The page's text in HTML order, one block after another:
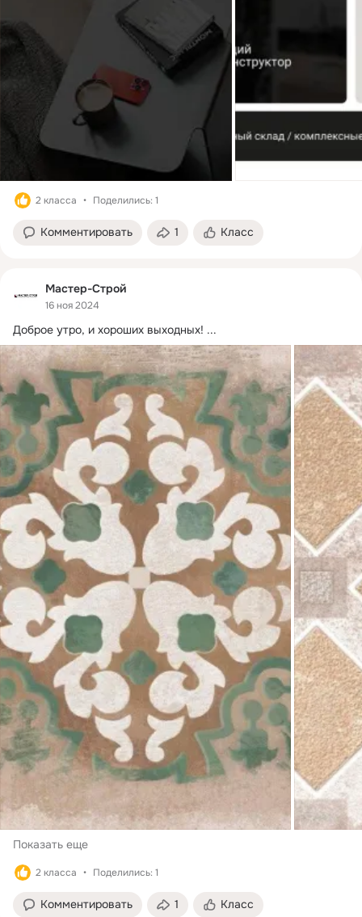
2 класса Поделились: 1
Комментировать 1 Класс
Мастер-Строй
16 ноя 2024
Доброе утро, и хороших выходных! ...
Показать еще
2 класса Поделились: 1
Комментировать 1 Класс